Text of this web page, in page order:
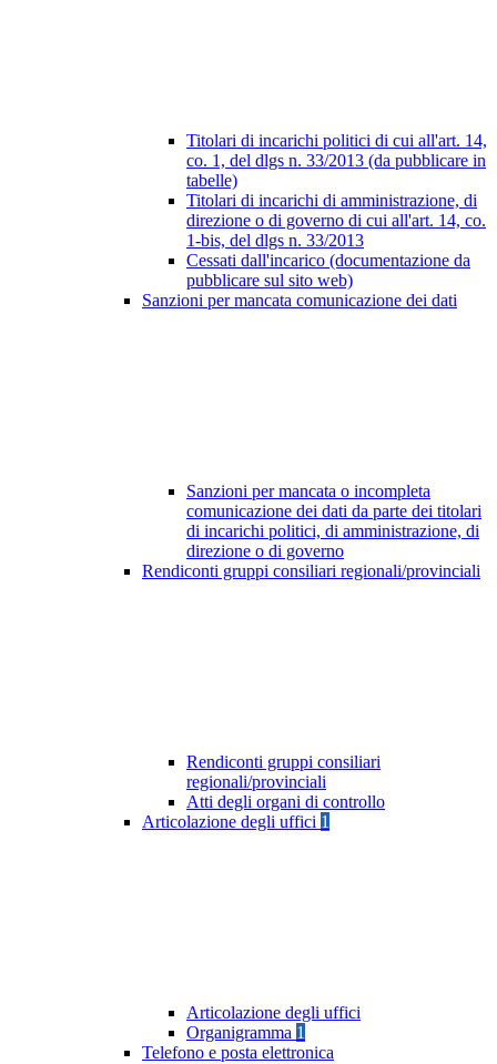
Titolari di incarichi politici di cui all'art. 14,
co. 1, del dlgs n. 33/2013 (da pubblicare in
tabelle)
Titolari di incarichi di amministrazione, di
direzione o di governo di cui all'art. 14, co.
1-bis, del dlgs n. 33/2013
Cessati dall'incarico (documentazione da
pubblicare sul sito web)
Sanzioni per mancata comunicazione dei dati
Sanzioni per mancata o incompleta
comunicazione dei dati da parte dei titolari
di incarichi politici, di amministrazione, di
direzione o di governo
Rendiconti gruppi consiliari regionali/provinciali
Rendiconti gruppi consiliari
regionali/provinciali
Atti degli organi di controllo
Articolazione degli uffici 1
Articolazione degli uffici
Organigramma 1
Telefono e posta elettronica